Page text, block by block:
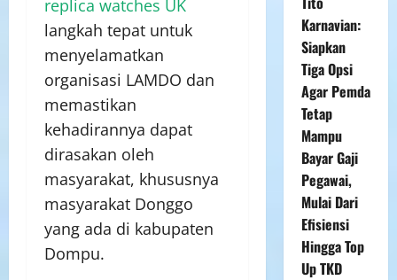
replica watches UK
langkah tepat untuk
menyelamatkan
organisasi LAMDO dan
memastikan
kehadirannya dapat
dirasakan oleh
masyarakat, khususnya
masyarakat Donggo
yang ada di kabupaten
Dompu.
Karnavian:
Siapkan
Tiga Opsi
Agar Pemda
Tetap
Mampu
Bayar Gaji
Pegawai,
Mulai Dari
Efisiensi
Hingga Top
Up TKD